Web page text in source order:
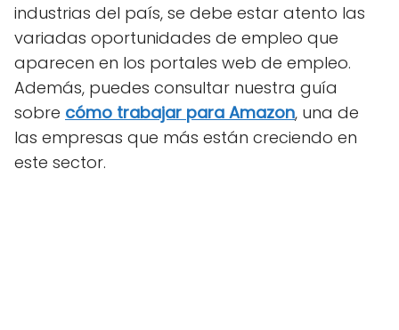
industrias del país, se debe estar atento las
variadas oportunidades de empleo que
aparecen en los portales web de empleo.
Además, puedes consultar nuestra guía
sobre cómo trabajar para Amazon, una de
las empresas que más están creciendo en
este sector.